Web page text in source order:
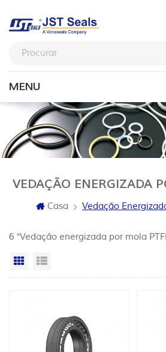
VEDAÇÃO ENERGIZADA
Casa Vedação
6 "Vedação energizada por mola
Vista da grade